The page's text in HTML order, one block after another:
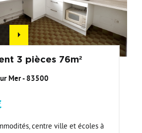
3 pièces 76m²
Mer - 83500
centre ville et écoles à